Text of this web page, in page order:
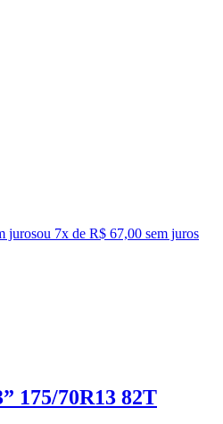
jurosou 7x de R$ 67,00 sem juros
175/70R13 82T